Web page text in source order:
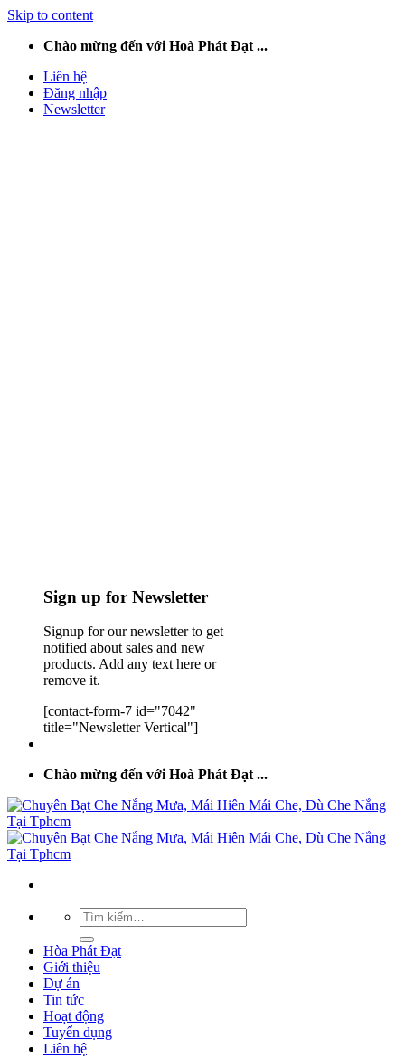
Skip to content
Chào mừng đến với Hoà Phát Đạt ...
Liên hệ
Đăng nhập
Newsletter
Sign up for Newsletter
Signup for our newsletter to get
notified about sales and new
products. Add any text here or
remove it.
[contact-form-7 id="7042"
title="Newsletter Vertical"]
Chào mừng đến với Hoà Phát Đạt ...
Hòa Phát Đạt
Giới thiệu
Dự án
Tin tức
Hoạt động
Tuyển dụng
Liên hệ